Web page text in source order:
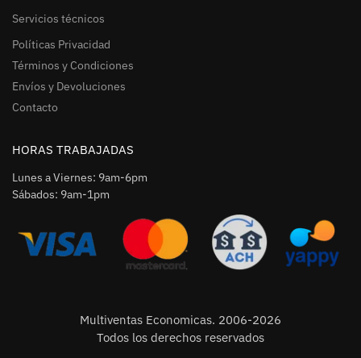
Servicios técnicos
Políticas Privacidad
Términos y Condiciones
Envíos y Devoluciones
Contacto
HORAS TRABAJADAS
Lunes a Viernes: 9am-6pm
Sábados: 9am-1pm
Multiventas Economicas. 2006-2026
Todos los derechos reservados